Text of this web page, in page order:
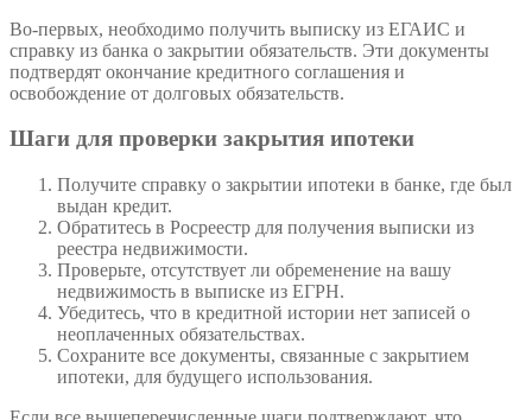
Во-первых, необходимо получить выписку из ЕГАИС и
справку из банка о закрытии обязательств. Эти документы
подтвердят окончание кредитного соглашения и
освобождение от долговых обязательств.
Шаги для проверки закрытия ипотеки
Получите справку о закрытии ипотеки в банке, где был
выдан кредит.
Обратитесь в Росреестр для получения выписки из
реестра недвижимости.
Проверьте, отсутствует ли обременение на вашу
недвижимость в выписке из ЕГРН.
Убедитесь, что в кредитной истории нет записей о
неоплаченных обязательствах.
Сохраните все документы, связанные с закрытием
ипотеки, для будущего использования.